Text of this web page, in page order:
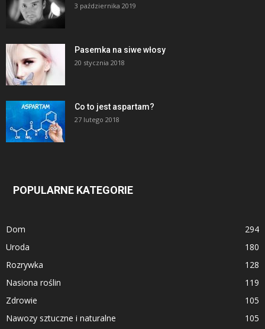
3 października 2019
Pasemka na siwe włosy
20 stycznia 2018
Co to jest aspartam?
27 lutego 2018
POPULARNE KATEGORIE
Dom
294
Uroda
180
Rozrywka
128
Nasiona roślin
119
Zdrowie
105
Nawozy sztuczne i naturalne
105